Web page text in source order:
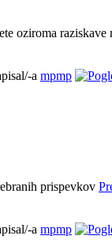
oziroma raziskave
a mpmp
a mpmp